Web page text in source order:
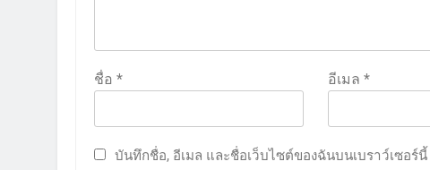
ชื่อ * อีเมล *
บันทึกชื่อ, อีเมล และชื่อเว็บไซต์ของฉันบนเบราว์เซอร์